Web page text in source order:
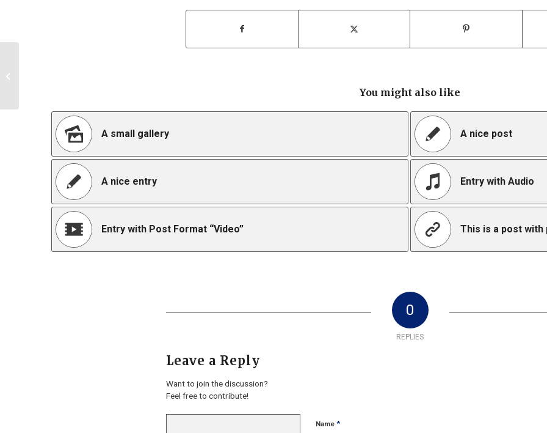
You might also like
A small gallery A nice post
A nice entry Entry with Audio
Entry with Post Format “Video” This is a post with
0
REPLIES
Leave a Reply
Want to join the discussion?
Feel free to contribute!
Name *